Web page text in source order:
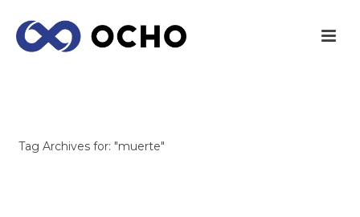
Tag Archives for: "muerte"